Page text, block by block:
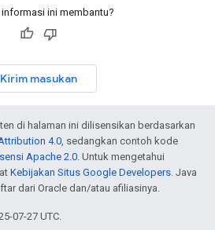
ini membantu?
Kirim masukan
di halaman ini dilisensikan berdasarkan
4.0, sedangkan contoh kode
Apache 2.0. Untuk mengetahui
Kebijakan Situs Google Developers. Java
dari Oracle dan/atau afiliasinya.
07-27 UTC.